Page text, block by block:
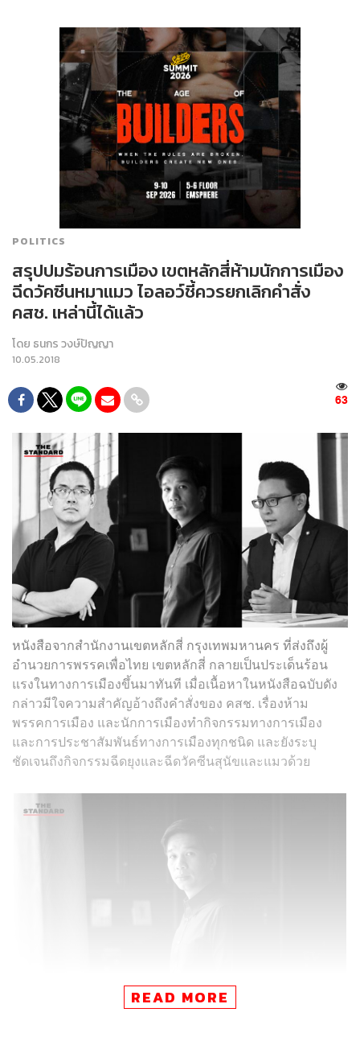
POLITICS
สรุปปมร้อนการเมือง เขตหลักสี่ห้ามนักการเมือง
ฉีดวัคซีนหมาแมว ไอลอว์ชี้ควรยกเลิกคำสั่ง
คสช. เหล่านี้ได้แล้ว
โดย ธนกร วงษ์ปัญญา
10.05.2018
63
หนังสือจากสำนักงานเขตหลักสี่ กรุงเทพมหานคร ที่ส่งถึงผู้
อำนวยการพรรคเพื่อไทย เขตหลักสี่ กลายเป็นประเด็นร้อน
แรงในทางการเมืองขึ้นมาทันที เมื่อเนื้อหาในหนังสือฉบับดัง
กล่าวมีใจความสำคัญอ้างถึงคำสั่งของ คสช. เรื่องห้าม
พรรคการเมือง และนักการเมืองทำกิจกรรมทางการเมือง
และการประชาสัมพันธ์ทางการเมืองทุกชนิด และยังระบุ
ชัดเจนถึงกิจกรรมฉีดยุงและฉีดวัคซีนสุนัขและแมวด้วย
READ MORE